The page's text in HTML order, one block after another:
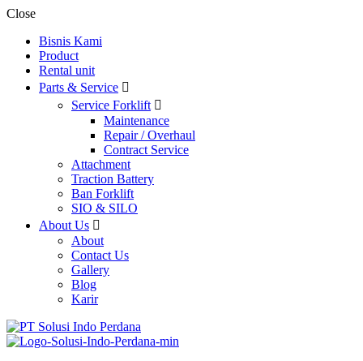
Close
Bisnis Kami
Product
Rental unit
Parts & Service
Service Forklift
Maintenance
Repair / Overhaul
Contract Service
Attachment
Traction Battery
Ban Forklift
SIO & SILO
About Us
About
Contact Us
Gallery
Blog
Karir